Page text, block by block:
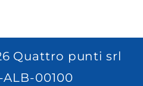
Quattro punti srl
ALB-00100